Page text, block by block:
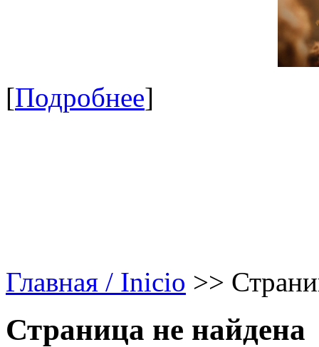
[Подробнее]
Главная / Inicio >>
Страница не найдена